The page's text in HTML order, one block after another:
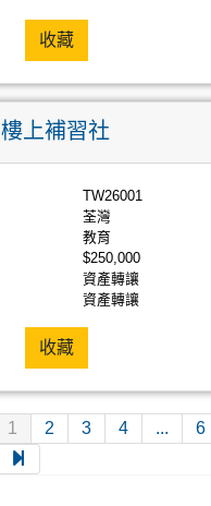
收藏
上補習社
TW26001
荃灣
教育
$250,000
資產轉讓
資產轉讓
收藏
1 2 3 4 ... 6